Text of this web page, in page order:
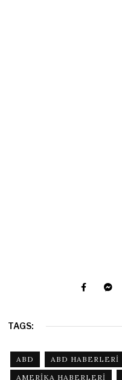
TAGS:
ABD ABD HABERLERI
AMERIKA HABERLERI